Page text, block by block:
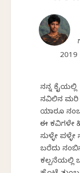
2019
ನನ್ನ ಕೈಯಲ್ಲಿ
ನವಿಲಿನ ಮರಿ
ಯಾರೂ
ಈ ಕವಿಗಳೇ
ಸುಳ್ಳೇ ಪಳ್ಳೇ
ಬರೆದು
ಕಲ್ಪನೆಯಲ್ಲಿ